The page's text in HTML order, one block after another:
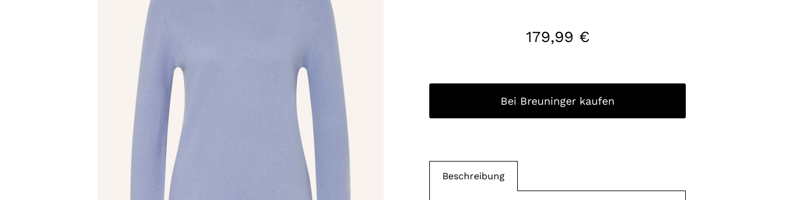
179,99 €
Bei Breuninger kaufen
Beschreibung